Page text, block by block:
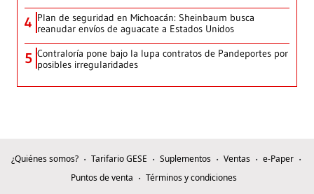
4 Plan de seguridad en Michoacán: Sheinbaum busca
reanudar envíos de aguacate a Estados Unidos
5 Contraloría pone bajo la lupa contratos de Pandeportes por
posibles irregularidades
¿Quiénes somos? Tarifario GESE Suplementos Ventas
e-Paper
Puntos de venta
Términos y condiciones